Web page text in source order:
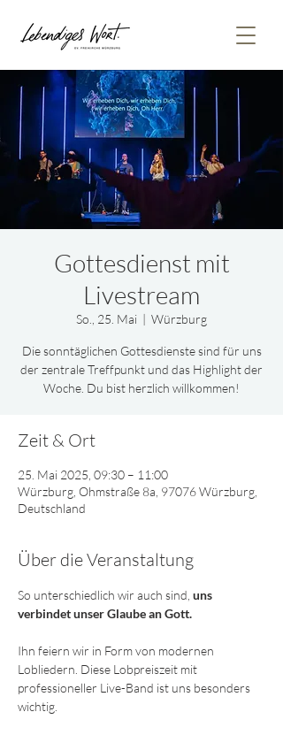
Gottesdienst mit
Livestream
So., 25. Mai
  |
Würzburg
Die sonntäglichen Gottesdienste sind für uns
der zentrale Treffpunkt und das Highlight der
Woche. Du bist herzlich willkommen!
Zeit & Ort
25. Mai 2025, 09:30 – 11:00
Würzburg, Ohmstraße 8a, 97076 Würzburg,
Deutschland
Über die Veranstaltung
So unterschiedlich wir auch sind, uns
verbindet unser Glaube an Gott.
Ihn feiern wir in Form von modernen
Lobliedern. Diese Lobpreiszeit mit
professioneller Live-Band ist uns besonders
wichtig.